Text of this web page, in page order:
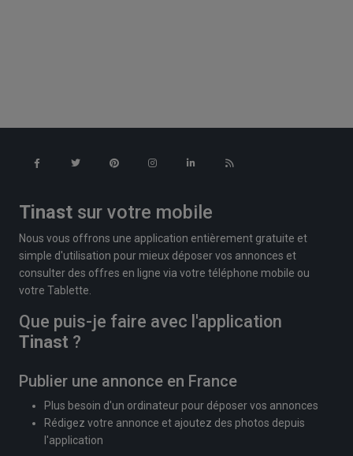
Tinast sur votre mobile
Nous vous offrons une application entièrement gratuite et
simple d'utilisation pour mieux déposer vos annonces et
consulter des offres en ligne via votre téléphone mobile ou
votre Tablette.
Que puis-je faire avec l'application
Tinast ?
Publier une annonce en France
Plus besoin d'un ordinateur pour déposer vos annonces
Rédigez votre annonce et ajoutez des photos depuis
l'application